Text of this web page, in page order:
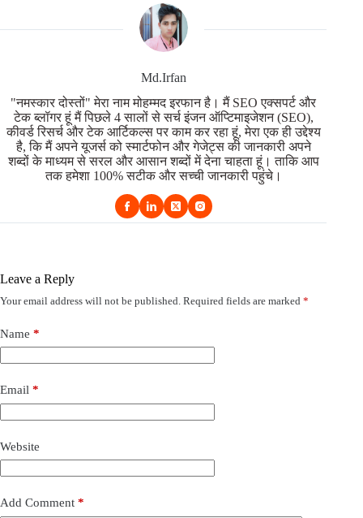
Md.Irfan
"नमस्कार दोस्तों" मेरा नाम मोहम्मद इरफान है। मैं SEO एक्सपर्ट और
टेक ब्लॉगर हूं मैं पिछले 4 सालों से सर्च इंजन ऑप्टिमाइजेशन (SEO),
कीवर्ड रिसर्च और टेक आर्टिकल्स पर काम कर रहा हूं, मेरा एक ही उद्देश्य
है, कि मैं अपने यूजर्स को स्मार्टफोन और गेजेट्स की जानकारी अपने
शब्दों के माध्यम से सरल और आसान शब्दों में देना चाहता हूं। ताकि आप
तक हमेशा 100% सटीक और सच्ची जानकारी पहुंचे।
Leave a Reply
Your email address will not be published. Required fields are marked *
Name *
Email *
Website
Add Comment *